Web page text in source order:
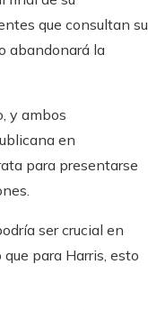
que consultan su
abandonará la
y ambos
en
para presentarse
ser crucial en
para Harris, esto